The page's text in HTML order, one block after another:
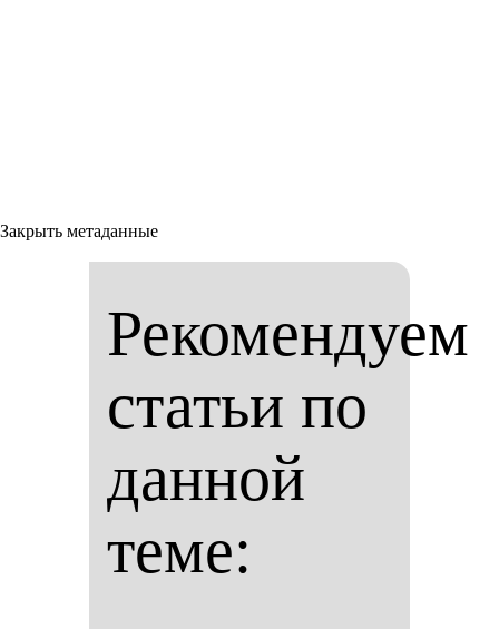
Закрыть метаданные
Рекомендуем
статьи по
данной
теме: